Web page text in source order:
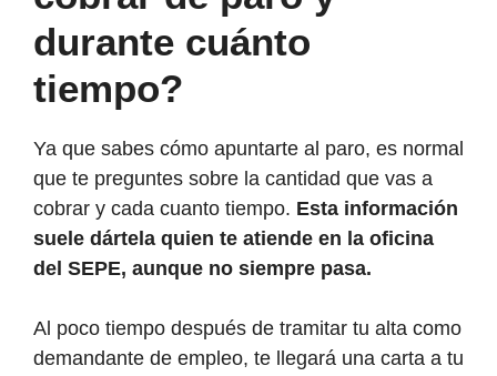
durante cuánto
tiempo?
Ya que sabes cómo apuntarte al paro, es normal
que te preguntes sobre la cantidad que vas a
cobrar y cada cuanto tiempo. Esta información
suele dártela quien te atiende en la oficina
del SEPE, aunque no siempre pasa.
Al poco tiempo después de tramitar tu alta como
demandante de empleo, te llegará una carta a tu